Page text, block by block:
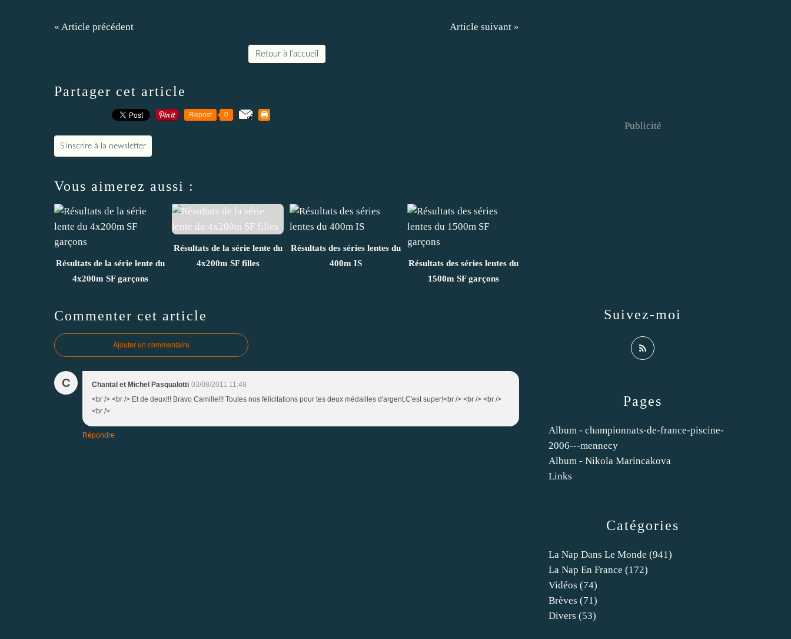
« Article précédent Article suivant »
Retour à l'accueil
Partager cet article
Repost 0
S'inscrire à la newsletter
Vous aimerez aussi :
Résultats de la série lente du
4x200m SF garçons
Résultats de la série lente du
4x200m SF filles
Résultats des séries lentes du
400m IS
Résultats des séries lentes du
1500m SF garçons
Commenter cet article
Ajouter un commentaire
C Chantal et Michel Pasqualotti 03/08/2011 11:48
<br /> <br /> Et de deux!!! Bravo Camille!!! Toutes nos félicitations pour tes deux médailles d'argent.C'est super!<br /> <br /> <br />
<br />
Répondre
Catégories
La Nap Dans Le Monde (941)
La Nap En France (172)
Vidéos (74)
Brèves (71)
Divers (53)
Pages
Album - championnats-de-france-piscine-
2006---mennecy
Album - Nikola Marincakova
Links
Suivez-moi
Publicité